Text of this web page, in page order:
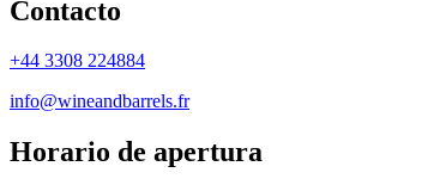
Contacto
+44 3308 224884
info@wineandbarrels.fr
Horario de apertura